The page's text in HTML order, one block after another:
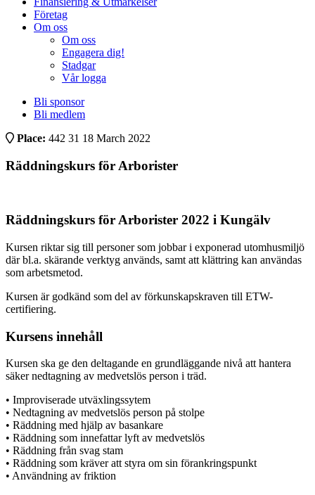
Företag
Om oss
Om oss
Engagera dig!
Stadgar
Vår logga
Bli sponsor
Bli medlem
Place: 442 31 18 March 2022
Räddningskurs för Arborister
Räddningskurs för Arborister 2022 i Kungälv
Kursen riktar sig till personer som jobbar i exponerad utomhusmiljö
där bl.a. skärande verktyg används, samt att klättring kan användas
som arbetsmetod.
Kursen är godkänd som del av förkunskapskraven till ETW-
certifiering.
Kursens innehåll
Kursen ska ge den deltagande en grundläggande nivå att hantera
säker nedtagning av medvetslös person i träd.
• Improviserade utväxlingssytem
• Nedtagning av medvetslös person på stolpe
• Räddning med hjälp av basankare
• Räddning som innefattar lyft av medvetslös
• Räddning från svag stam
• Räddning som kräver att styra om sin förankringspunkt
• Användning av friktion